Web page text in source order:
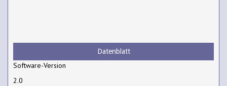
Datenblatt
Software-Version
2.0